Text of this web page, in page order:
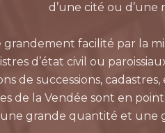
d’une cité ou d’une
grandement facilité par la
d’état civil ou
de successions,
de la Vendée sont en
grande quantité et une